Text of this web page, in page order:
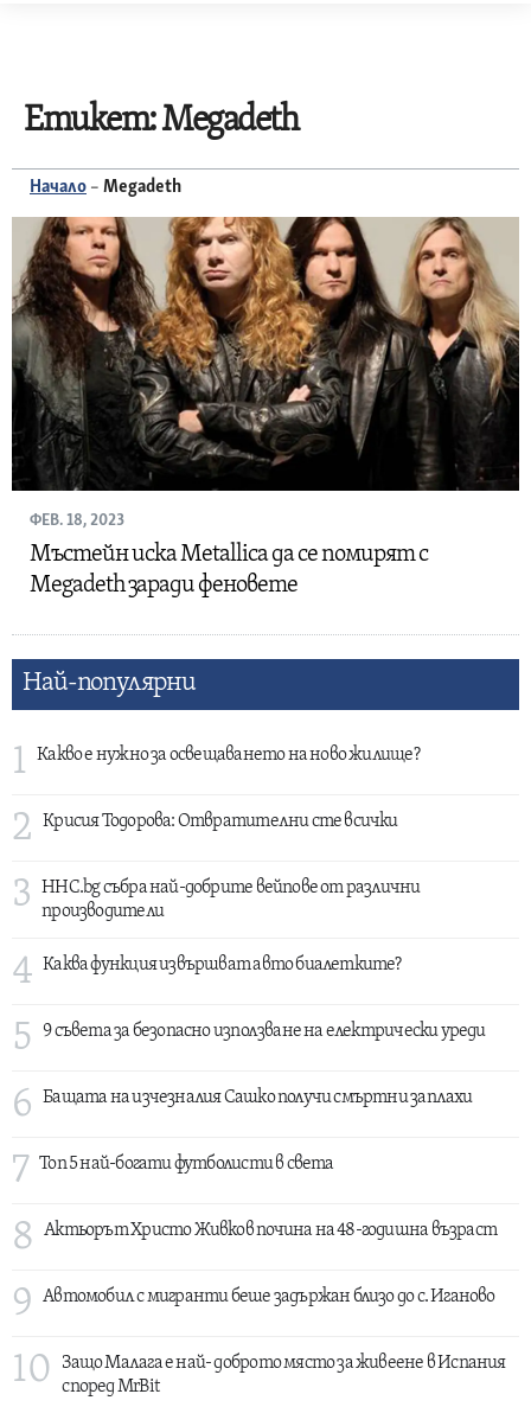
Етикет:Megadeth
Начало – Megadeth
ФЕВ. 18, 2023
Мъстейн иска Metallica да се помирят с
Megadeth заради феновете
Най-популярни
1 Какво е нужно за освещаването на ново жилище?
2 Крисия Тодорова: Отвратителни сте всички
3
HHC.bg събра най-добрите вейпове от различни
производители
4 Каква функция извършват авто биалетките?
5 9 съвета за безопасно използване на електрически уреди
6 Бащата на изчезналия Сашко получи смъртни заплахи
7 Топ 5 най-богати футболисти в света
8 Актьорът Христо Живков почина на 48-годишна възраст
9 Автомобил с мигранти беше задържан близо до с. Иганово
10
Защо Малага е най- доброто място за живеене в Испания
според MrBit